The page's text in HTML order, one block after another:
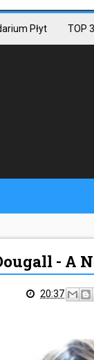
Płyt TOP
- A
20:37